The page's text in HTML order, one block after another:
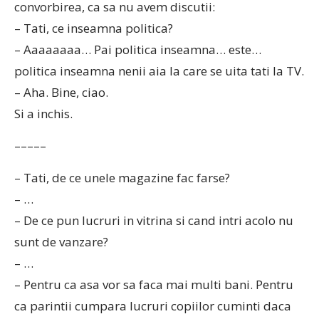
convorbirea, ca sa nu avem discutii:
– Tati, ce inseamna politica?
– Aaaaaaaa… Pai politica inseamna… este…
politica inseamna nenii aia la care se uita tati la TV.
– Aha. Bine, ciao.
Si a inchis.
–––––
– Tati, de ce unele magazine fac farse?
– …
– De ce pun lucruri in vitrina si cand intri acolo nu
sunt de vanzare?
– …
– Pentru ca asa vor sa faca mai multi bani. Pentru
ca parintii cumpara lucruri copiilor cuminti daca